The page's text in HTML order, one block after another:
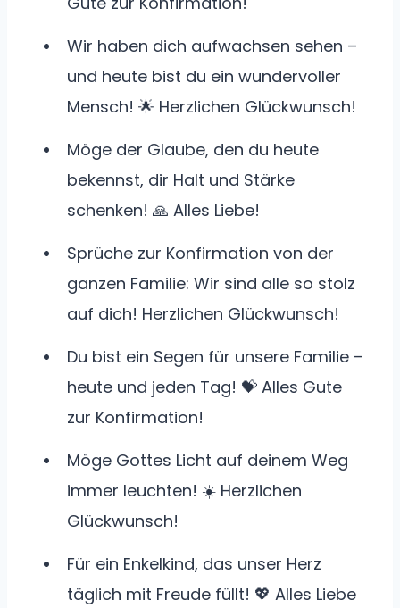
Wir haben dich aufwachsen sehen –
und heute bist du ein wundervoller
Mensch! 🌟 Herzlichen Glückwunsch!
Möge der Glaube, den du heute
bekennst, dir Halt und Stärke
schenken! 🙏 Alles Liebe!
Sprüche zur Konfirmation von der
ganzen Familie: Wir sind alle so stolz
auf dich! Herzlichen Glückwunsch!
Du bist ein Segen für unsere Familie –
heute und jeden Tag! 💝 Alles Gute
zur Konfirmation!
Möge Gottes Licht auf deinem Weg
immer leuchten! ☀️ Herzlichen
Glückwunsch!
Für ein Enkelkind, das unser Herz
täglich mit Freude füllt! 💖 Alles Liebe